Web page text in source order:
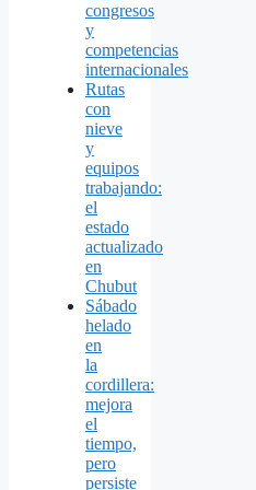
congresos
y
competencias
internacionales
Rutas
con
nieve
y
equipos
trabajando:
el
estado
actualizado
en
Chubut
Sábado
helado
en
la
cordillera:
mejora
el
tiempo,
pero
persiste